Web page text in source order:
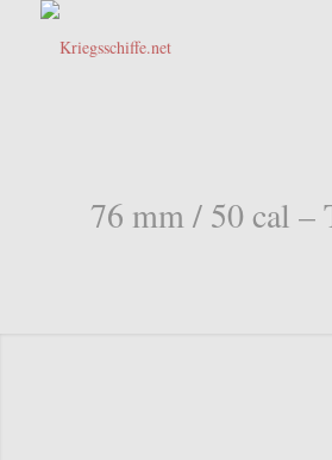
76 mm / 50 cal –